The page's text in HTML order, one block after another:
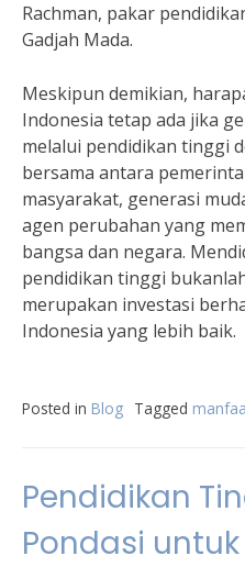
Rachman, pakar
Gadjah Mada.
Meskipun demikian,
Indonesia tetap ada jika
melalui pendidikan tinggi
bersama antara
masyarakat, generasi
agen perubahan yang
bangsa dan negara.
pendidikan tinggi
merupakan investasi
Indonesia yang lebih baik.
Posted in Blog Tagged
Pendidikan
Pondasi